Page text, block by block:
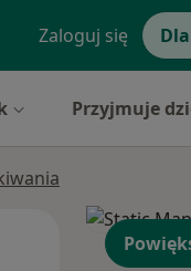
Zaloguj się
Przyjmuje
Śr,